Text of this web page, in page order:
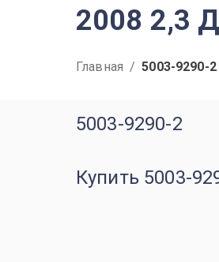
2008 2,3
Главная / 5003-9290-2
5003-9290-2
Купить 5003-